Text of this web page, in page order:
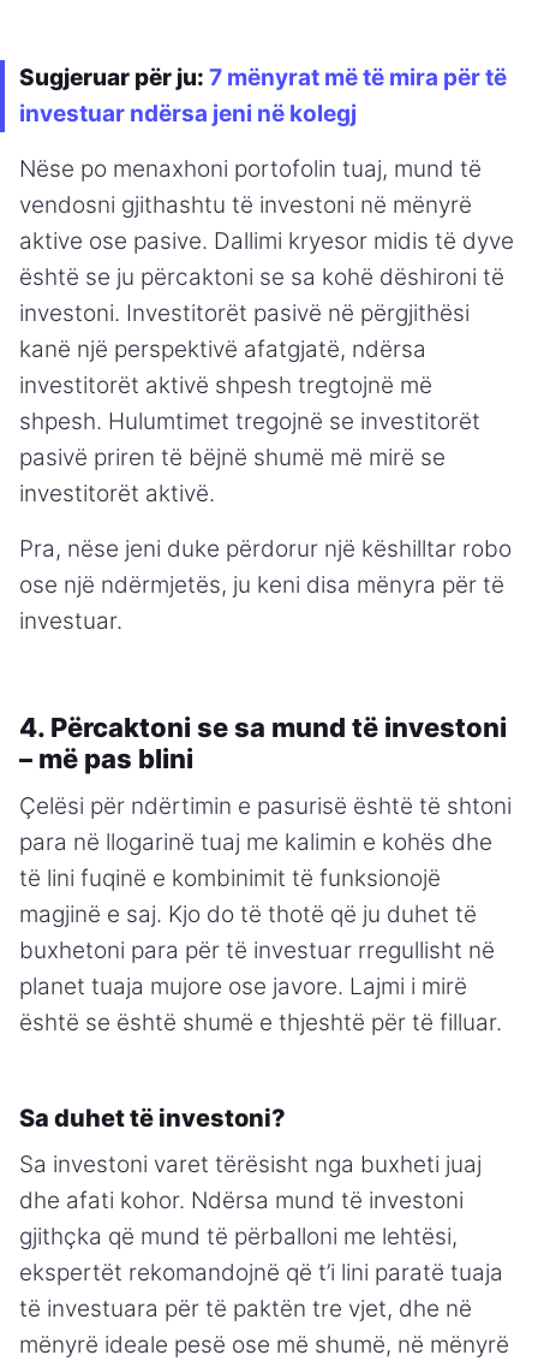
Sugjeruar për ju: 7 mënyrat më të mira për të
investuar ndërsa jeni në kolegj
Nëse po menaxhoni portofolin tuaj, mund të
vendosni gjithashtu të investoni në mënyrë
aktive ose pasive. Dallimi kryesor midis të dyve
është se ju përcaktoni se sa kohë dëshironi të
investoni. Investitorët pasivë në përgjithësi
kanë një perspektivë afatgjatë, ndërsa
investitorët aktivë shpesh tregtojnë më
shpesh. Hulumtimet tregojnë se investitorët
pasivë priren të bëjnë shumë më mirë se
investitorët aktivë.
Pra, nëse jeni duke përdorur një këshilltar robo
ose një ndërmjetës, ju keni disa mënyra për të
investuar.
4. Përcaktoni se sa mund të investoni
– më pas blini
Çelësi për ndërtimin e pasurisë është të shtoni
para në llogarinë tuaj me kalimin e kohës dhe
të lini fuqinë e kombinimit të funksionojë
magjinë e saj. Kjo do të thotë që ju duhet të
buxhetoni para për të investuar rregullisht në
planet tuaja mujore ose javore. Lajmi i mirë
është se është shumë e thjeshtë për të filluar.
Sa duhet të investoni?
Sa investoni varet tërësisht nga buxheti juaj
dhe afati kohor. Ndërsa mund të investoni
gjithçka që mund të përballoni me lehtësi,
ekspertët rekomandojnë që t’i lini paratë tuaja
të investuara për të paktën tre vjet, dhe në
mënyrë ideale pesë ose më shumë, në mënyrë